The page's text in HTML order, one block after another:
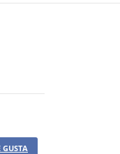
GUSTA